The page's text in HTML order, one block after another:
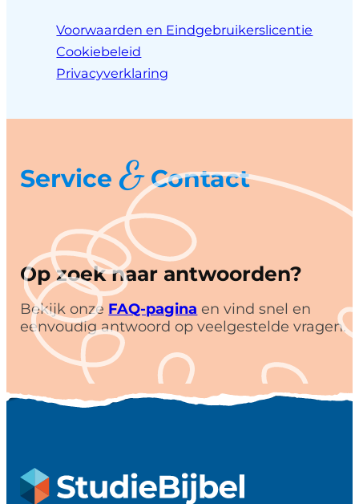
Voorwaarden en Eindgebruikerslicentie
Cookiebeleid
Privacyverklaring
Service&Contact
Op zoek naar antwoorden?
Bekijk onze FAQ-pagina en vind snel en
eenvoudig antwoord op veelgestelde vragen.